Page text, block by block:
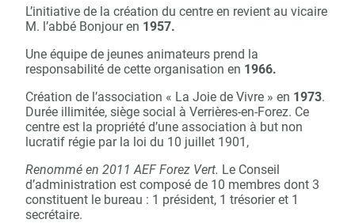
L’initiative de la création du centre en revient au vicaire
M. l’abbé Bonjour en 1957.
Une équipe de jeunes animateurs prend la
responsabilité de cette organisation en 1966.
Création de l’association « La Joie de Vivre » en 1973.
Durée illimitée, siège social à Verrières-en-Forez. Ce
centre est la propriété d’une association à but non
lucratif régie par la loi du 10 juillet 1901,
Renommé en 2011 AEF Forez Vert. Le Conseil
d’administration est composé de 10 membres dont 3
constituent le bureau : 1 président, 1 trésorier et 1
secrétaire.